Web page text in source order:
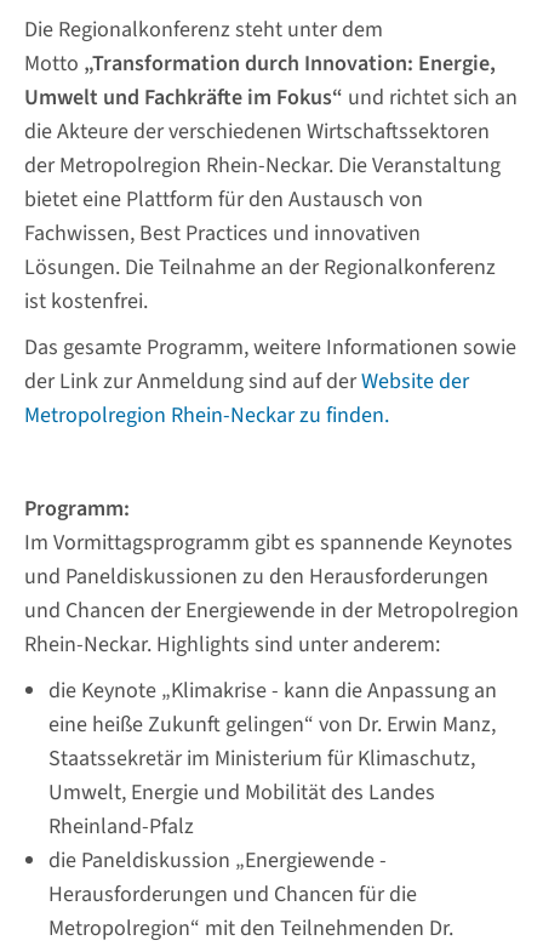
Die Regionalkonferenz steht unter dem
Motto „Transformation durch Innovation: Energie,
Umwelt und Fachkräfte im Fokus“ und richtet sich an
die Akteure der verschiedenen Wirtschaftssektoren
der Metropolregion Rhein-Neckar. Die Veranstaltung
bietet eine Plattform für den Austausch von
Fachwissen, Best Practices und innovativen
Lösungen. Die Teilnahme an der Regionalkonferenz
ist kostenfrei.
Das gesamte Programm, weitere Informationen sowie
der Link zur Anmeldung sind auf derWebsite der
Metropolregion Rhein-Neckar zu finden.
Programm:
Im Vormittagsprogramm gibt es spannende Keynotes
und Paneldiskussionen zu den Herausforderungen
und Chancen der Energiewende in der Metropolregion
Rhein-Neckar. Highlights sind unter anderem:
die Keynote „Klimakrise - kann die Anpassung an
eine heiße Zukunft gelingen“ von Dr. Erwin Manz,
Staatssekretär im Ministerium für Klimaschutz,
Umwelt, Energie und Mobilität des Landes
Rheinland-Pfalz
die Paneldiskussion „Energiewende -
Herausforderungen und Chancen für die
Metropolregion“ mit den Teilnehmenden Dr.